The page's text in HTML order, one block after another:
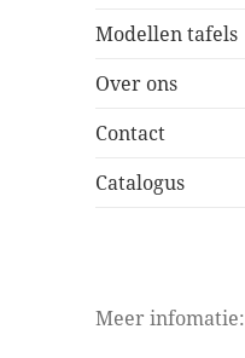
Modellen tafels
Over ons
Contact
Catalogus
Meer infomatie: